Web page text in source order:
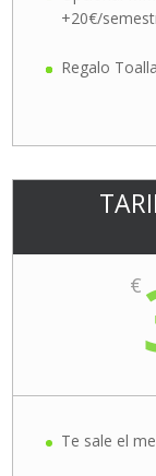
+20€/
Regalo Toalla
€
Te sale el